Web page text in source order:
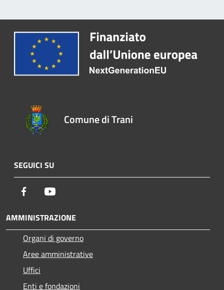
Comune di Trani
SEGUICI SU
Facebook
AMMINISTRAZIONE
Organi di governo
Aree amministrative
Uffici
Enti e fondazioni